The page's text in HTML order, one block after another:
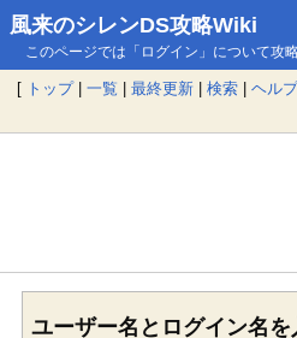
風来のシレンDS攻略Wiki
このページでは「ログイン」について攻
[ トップ| 一覧 | 最終更新 | 検索 | ヘルプ
ユーザー名とログイン名